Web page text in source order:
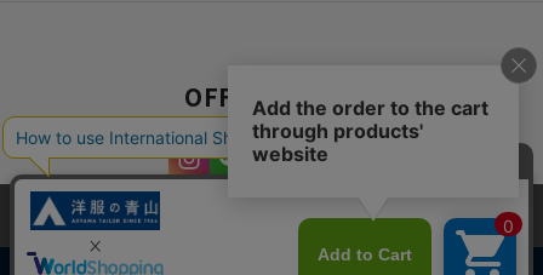
OFFICIAL SNS
当サイトでは、快適な閲覧体験とコンテンツ改善のためにCookieを使用